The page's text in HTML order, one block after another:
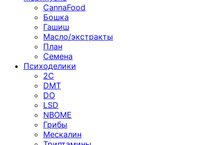
CannaFood
Бошка
Гашиш
Масло/экстракты
План
Семена
Психоделики
2C
DMT
DO
LSD
NBOME
Грибы
Мескалин